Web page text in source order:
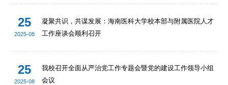
25
2025-08
凝聚共识，共谋发展：海南医科大学校本部与附属医院人才
工作座谈会顺利召开
25
2025-08
我校召开全面从严治党工作专题会暨党的建设工作领导小组
会议